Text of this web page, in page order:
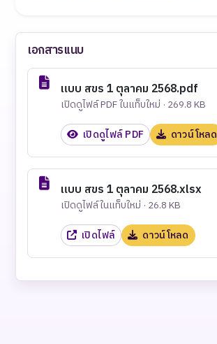
เอกสารแนบ
แบบ สขร 1 ตุลาคม 2568.pdf
เปิดดูไฟล์ PDF ในแท็บใหม่ · 269.8 KB
เปิดดูไฟล์ PDF ดาวน์โหลด
แบบ สขร 1 ตุลาคม 2568.xlsx
เปิดดูไฟล์ในแท็บใหม่ · 26.8 KB
เปิดไฟล์ ดาวน์โหลด